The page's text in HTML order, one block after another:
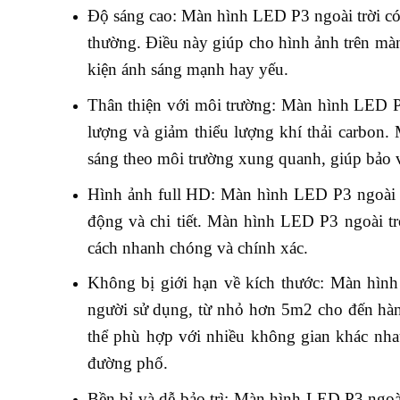
Độ sáng cao: Màn hình LED P3 ngoài trời
thường. Điều này giúp cho hình ảnh trên
kiện ánh sáng mạnh hay yếu.
Thân thiện với môi trường: Màn hình LED
lượng và giảm thiểu lượng khí thải
sáng theo môi trường xung quanh, giúp bảo
Hình ảnh full HD: Màn hình LED P3 ngoài
động và chi tiết. Màn hình LED P3 ngoài
cách nhanh chóng và chính xác.
Không bị giới hạn về kích thước: Màn
người sử dụng, từ nhỏ hơn 5m2 cho đến
thể phù hợp với nhiều không gian khác
đường phố.